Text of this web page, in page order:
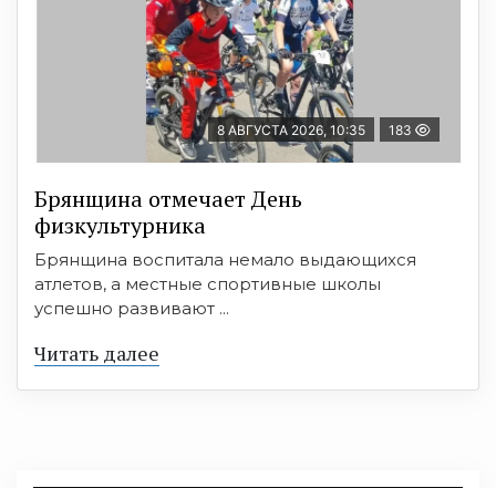
8 АВГУСТА 2026, 10:35 183
Брянщина отмечает День
физкультурника
Брянщина воспитала немало выдающихся
атлетов, а местные спортивные школы
успешно развивают ...
Читать далее